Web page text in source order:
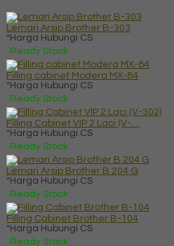
Lemari Arsip Brother B-303
*Harga Hubungi CS
Ready Stock
Filling cabinet Modera MX-84
*Harga Hubungi CS
Ready Stock
Filling Cabinet VIP 2 Laci (V-....
*Harga Hubungi CS
Ready Stock
Lemari Arsip Brother B 204 G
*Harga Hubungi CS
Ready Stock
Filling Cabinet Brother B-104
*Harga Hubungi CS
Ready Stock